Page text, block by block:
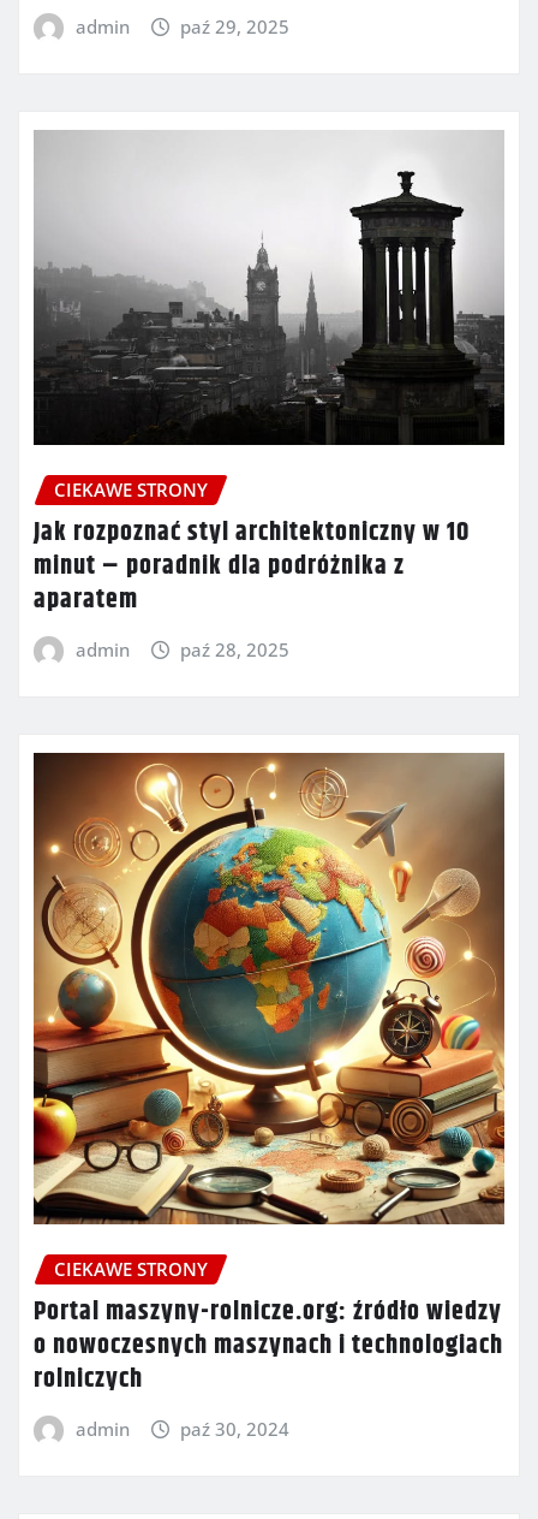
admin paź 29, 2025
CIEKAWE STRONY
Jak rozpoznać styl architektoniczny w 10
minut – poradnik dla podróżnika z
aparatem
admin paź 28, 2025
CIEKAWE STRONY
Portal maszyny-rolnicze.org: źródło wiedzy
o nowoczesnych maszynach i technologiach
rolniczych
admin paź 30, 2024